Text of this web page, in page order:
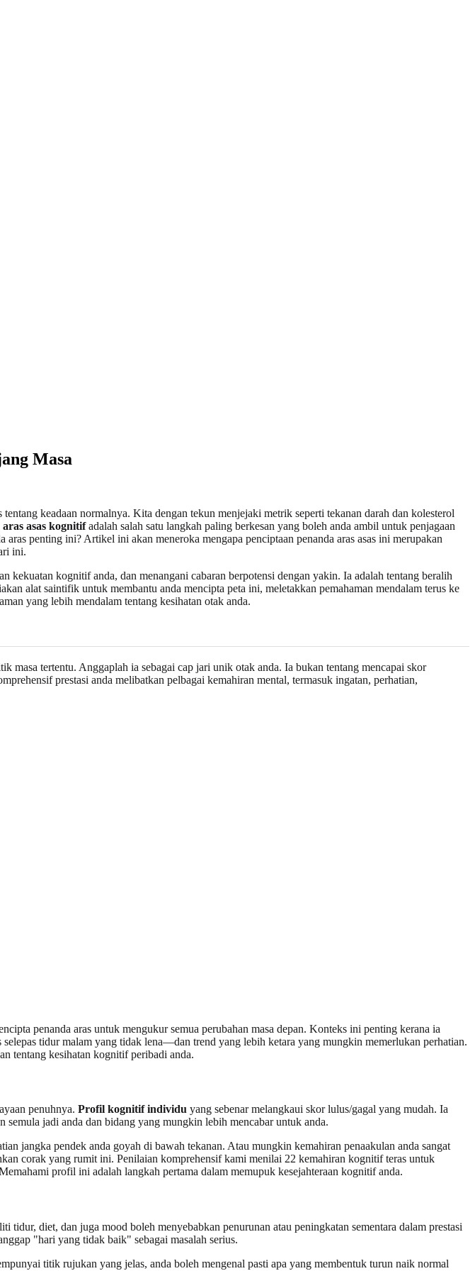
Masa
keadaan normalnya. Kita dengan tekun menjejaki metrik seperti tekanan darah dan kolesterol
asas kognitifadalah salah satu langkah paling berkesan yang boleh anda ambil untuk penjagaan
aras penting ini? Artikel ini akan meneroka mengapa penciptaan penanda aras asas ini merupakan
ini.
kekuatan kognitif anda, dan menangani cabaran berpotensi dengan yakin. Ia adalah tentang beralih
alat saintifik untuk membantu anda mencipta peta ini, meletakkan pemahaman mendalam terus ke
yang lebih mendalam tentang kesihatan otak anda.
masa tertentu. Anggaplah ia sebagai cap jari unik otak anda. Ia bukan tentang mencapai skor
prestasi anda melibatkan pelbagai kemahiran mental, termasuk ingatan, perhatian,
penanda aras untuk mengukur semua perubahan masa depan. Konteks ini penting kerana ia
tidur malam yang tidak lena—dan trend yang lebih ketara yang mungkin memerlukan perhatian.
tentang kesihatan kognitif peribadi anda.
penuhnya. Profil kognitif individu yang sebenar melangkaui skor lulus/gagal yang mudah. Ia
jadi anda dan bidang yang mungkin lebih mencabar untuk anda.
jangka pendek anda goyah di bawah tekanan. Atau mungkin kemahiran penaakulan anda sangat
corak yang rumit ini. Penilaian komprehensif kami menilai 22 kemahiran kognitif teras untuk
profil ini adalah langkah pertama dalam memupuk kesejahteraan kognitif anda.
diet, dan juga mood boleh menyebabkan penurunan atau peningkatan sementara dalam prestasi
"hari yang tidak baik" sebagai masalah serius.
titik rujukan yang jelas, anda boleh mengenal pasti apa yang membentuk turun naik normal